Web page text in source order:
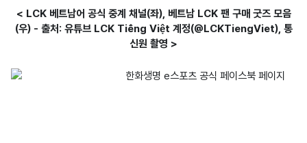
< LCK 베트남어 공식 중계 채널(좌), 베트남 LCK 팬 구매 굿즈 모음
(우) - 출처: 유튜브 LCK Tiếng Việt 계정(@LCKTiengViet), 통
신원 촬영 >